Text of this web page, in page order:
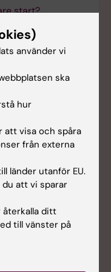
start?
om ungas
ser på senare
EXPERIENCE-
Sverige –
använder vi
ska
hur
att visa och spåra
från externa
länder utanför EU.
att vi sparar
återkalla ditt
till vänster på